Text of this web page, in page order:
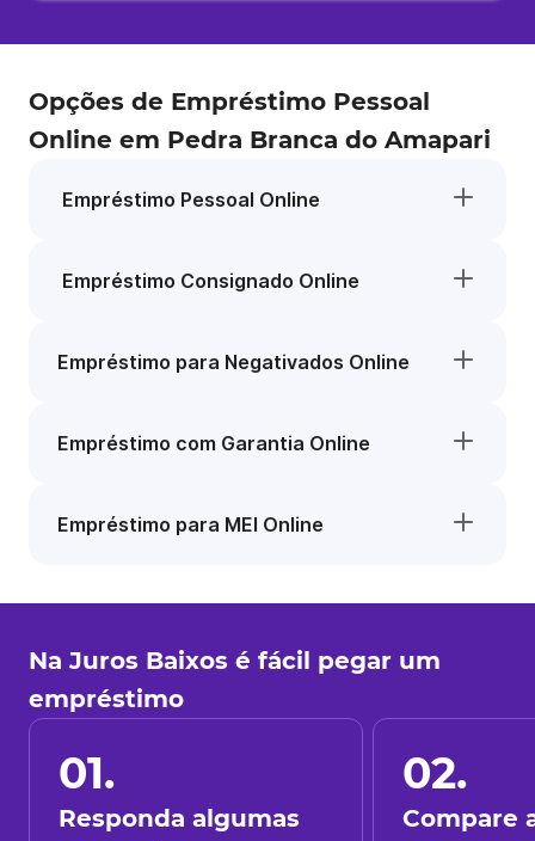
Opções de Empréstimo Pessoal
Online em Pedra Branca do Amapari
Empréstimo Pessoal Online
Empréstimo Consignado Online
Empréstimo para Negativados Online
Empréstimo com Garantia Online
Empréstimo para MEI Online
Na Juros Baixos é fácil pegar um
empréstimo
01.
Responda algumas
02.
Compare